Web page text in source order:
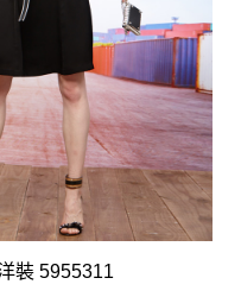
裝 5955311